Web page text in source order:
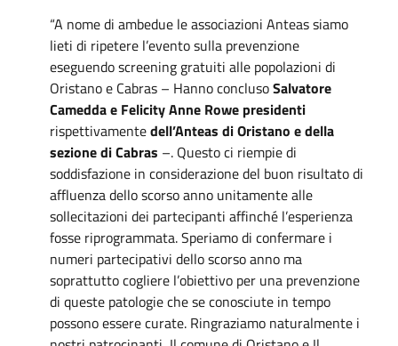
“A nome di ambedue le associazioni Anteas siamo
lieti di ripetere l’evento sulla prevenzione
eseguendo screening gratuiti alle popolazioni di
Oristano e Cabras – Hanno conclusoSalvatore
Camedda e Felicity Anne Rowe presidenti
rispettivamentedell’Anteas di Oristano e della
sezione di Cabras –. Questo ci riempie di
soddisfazione in considerazione del buon risultato di
affluenza dello scorso anno unitamente alle
sollecitazioni dei partecipanti affinché l’esperienza
fosse riprogrammata. Speriamo di confermare i
numeri partecipativi dello scorso anno ma
soprattutto cogliere l’obiettivo per una prevenzione
di queste patologie che se conosciute in tempo
possono essere curate. Ringraziamo naturalmente i